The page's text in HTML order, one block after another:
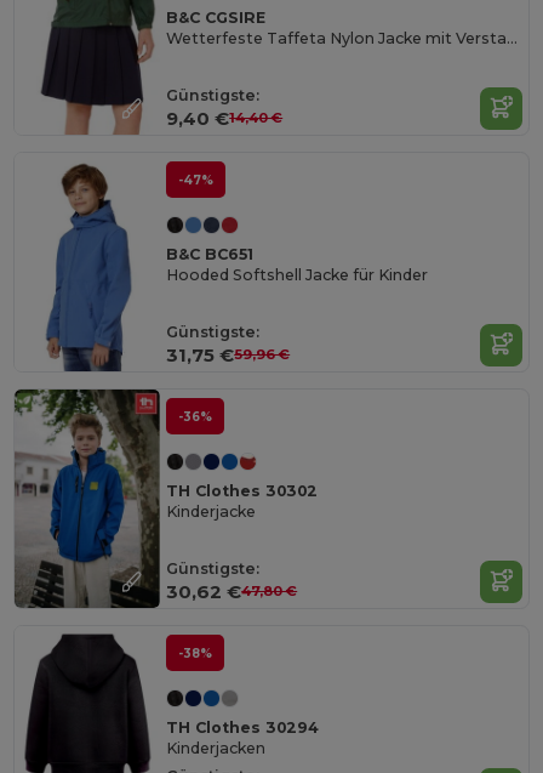
B&C CGSIRE
Wetterfeste Taffeta Nylon Jacke mit Verstaubarer Kapuze
Günstigste:
9,40 €14,40 €
-47%
B&C BC651
Hooded Softshell Jacke für Kinder
Günstigste:
31,75 €59,96 €
-36%
TH Clothes 30302
Kinderjacke
Günstigste:
30,62 €47,80 €
-38%
TH Clothes 30294
Kinderjacken